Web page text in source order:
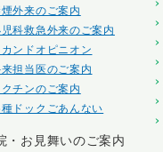
外来のご案内
科救急外来のご案内
ンドオピニオン
担当医のご案内
チンのご案内
ドックごあんない
・お見舞いのご案内